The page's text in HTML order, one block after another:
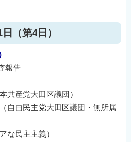
（第4日）
報告
産党大田区議団）
由民主党大田区議団・無所属
民主主義）